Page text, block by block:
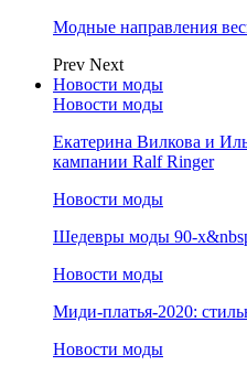
Модные направления
Prev Next
Новости моды
Новости моды
Екатерина Вилкова и
кампании Ralf Ringer
Новости моды
Шедевры моды 90-
Новости моды
Миди-платья-2020:
Новости моды